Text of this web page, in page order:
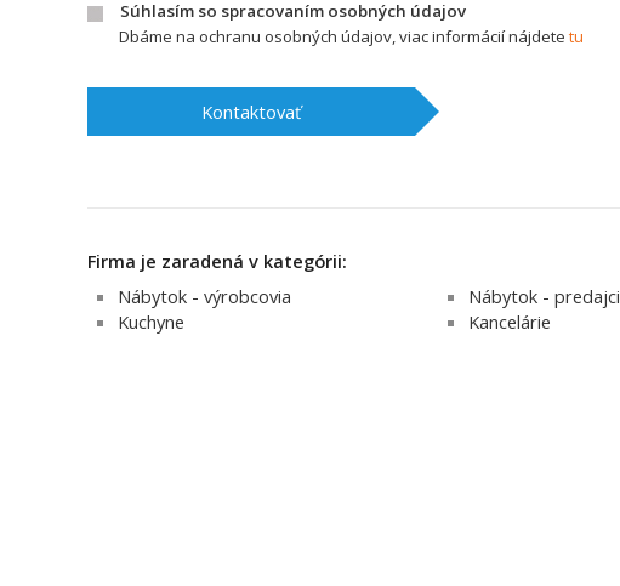
Súhlasím so spracovaním osobných údajov
Dbáme na ochranu osobných údajov, viac informácií nájdete tu
Kontaktovať
Firma je zaradená v kategórii:
Nábytok - výrobcovia
Nábytok - predajci
Kuchyne
Kancelárie